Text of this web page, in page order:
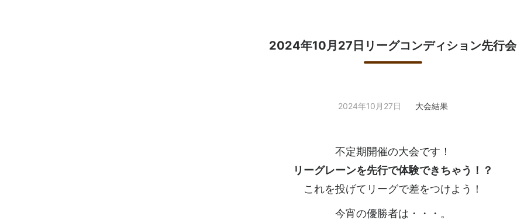
2024年10月27日リーグコンディション先行会
2024年10月27日 大会結果
不定期開催の大会です！
リーグレーンを先行で体験できちゃう！？
これを投げてリーグで差をつけよう！
今宵の優勝者は・・・。